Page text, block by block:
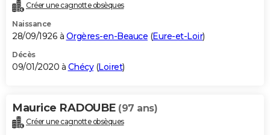
Créer une cagnotte obsèques
Naissance
28/09/1926 à Orgères-en-Beauce (Eure-et-Loir)
Décès
09/01/2020 à Chécy(Loiret)
Maurice RADOUBE (97 ans)
Créer une cagnotte obsèques